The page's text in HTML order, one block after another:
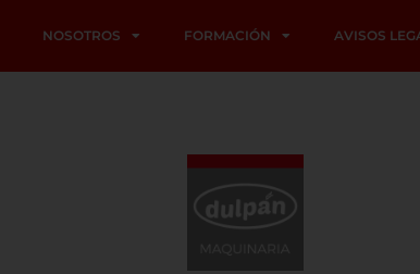
NOSOTROS FORMACIÓN AVISOS